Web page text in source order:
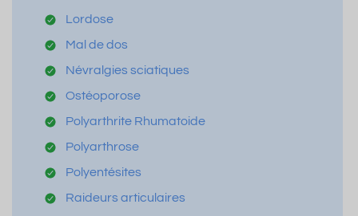
Lordose
Mal de dos
Névralgies sciatiques
Ostéoporose
Polyarthrite Rhumatoide
Polyarthrose
Polyentésites
Raideurs articulaires